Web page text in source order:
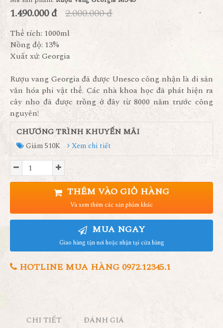
1.490.000 đ 2.000.000 đ
Thể tích: 1000ml
Nồng độ: 13%
Xuất xứ: Georgia
Rượu vang Georgia đã được Unesco công nhận là di sản
văn hóa phi vật thể. Các nhà khoa học đã phát hiện ra
cây nho đã được trồng ở đây từ 8000 năm trước công
nguyên!
CHƯƠNG TRÌNH KHUYẾN MÃI
Giảm 510K Xem chi tiết
THÊM VÀO GIỎ HÀNG
Và xem thêm các sản phẩm khác
MUA NGAY
Giao hàng tận nơi hoặc nhận tại cửa hàng
HOTLINE MUA HÀNG 0972.12345.1
CHI TIẾT ĐÁNH GIÁ